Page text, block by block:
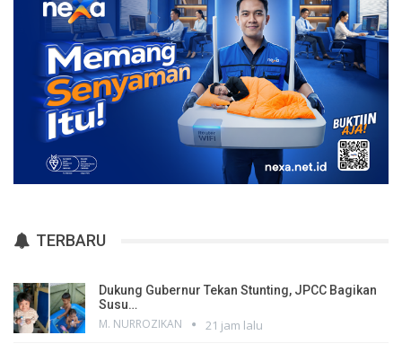
TERBARU
Dukung Gubernur Tekan Stunting, JPCC Bagikan
Susu…
M. NURROZIKAN 21 jam lalu